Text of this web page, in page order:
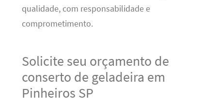
qualidade, com responsabilidade e
comprometimento.
Solicite seu orçamento de
conserto de geladeira em
Pinheiros SP